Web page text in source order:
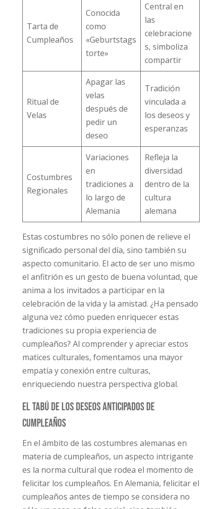
Tarta de
Cumpleaños
Conocida
como
«Geburtstags
torte»
Central en
las
celebracione
s, simboliza
compartir
Ritual de
Velas
Apagar las
velas
después de
pedir un
deseo
Tradición
vinculada a
los deseos y
esperanzas
Costumbres
Regionales
Variaciones
en
tradiciones a
lo largo de
Alemania
Refleja la
diversidad
dentro de la
cultura
alemana
Estas costumbres no sólo ponen de relieve el
significado personal del día, sino también su
aspecto comunitario. El acto de ser uno mismo
el anfitrión es un gesto de buena voluntad, que
anima a los invitados a participar en la
celebración de la vida y la amistad. ¿Ha pensado
alguna vez cómo pueden enriquecer estas
tradiciones su propia experiencia de
cumpleaños? Al comprender y apreciar estos
matices culturales, fomentamos una mayor
empatía y conexión entre culturas,
enriqueciendo nuestra perspectiva global.
El tabú de los deseos anticipados de
cumpleaños
En el ámbito de las costumbres alemanas en
materia de cumpleaños, un aspecto intrigante
es la norma cultural que rodea el momento de
felicitar los cumpleaños. En Alemania, felicitar el
cumpleaños antes de tiempo se considera no